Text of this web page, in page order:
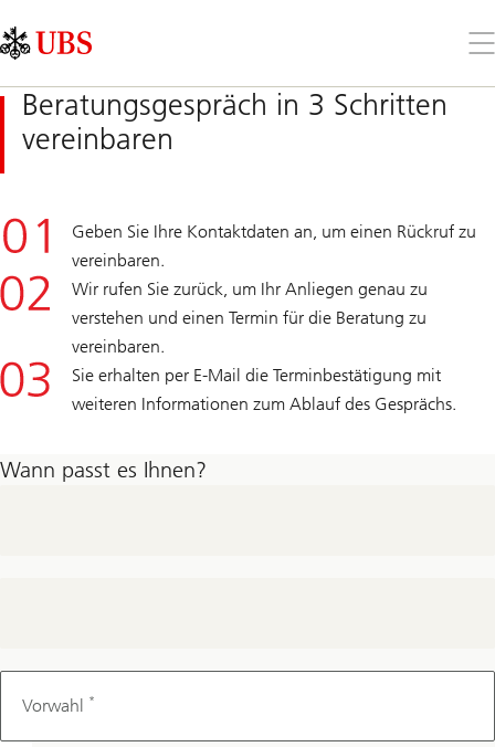
Links
Area
Sie
Beratungsgespräch in 3 Schritten
vereinbaren
Geben Sie Ihre Kontaktdaten an, um einen Rückruf zu
vereinbaren.
Wir rufen Sie zurück, um Ihr Anliegen genau zu
verstehen und einen Termin für die Beratung zu
vereinbaren.
Sie erhalten per E-Mail die Terminbestätigung mit
weiteren Informationen zum Ablauf des Gesprächs.
Wann passt es Ihnen?
Meine
Mobilnummer
Vorwahl *